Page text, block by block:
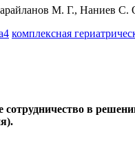
М. Г., Наниев С.
4 комплексная
в